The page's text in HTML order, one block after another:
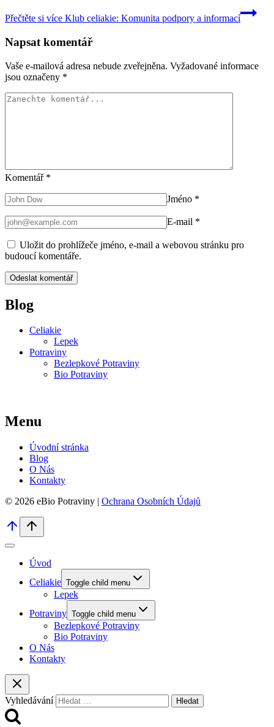
Přečtěte si více Klub celiakie: Komunita podpory a informací
Napsat komentář
Vaše e-mailová adresa nebude zveřejněna. Vyžadované informace
jsou označeny *
Komentář *
Jméno *
E-mail *
Uložit do prohlížeče jméno, e-mail a webovou stránku pro
budoucí komentáře.
Blog
Celiakie
Lepek
Potraviny
Bezlepkové Potraviny
Bio Potraviny
Menu
Úvodní stránka
Blog
O Nás
Kontakty
© 2026 eBio Potraviny | Ochrana Osobních Údajů
Úvod
Celiakie Toggle child menu
Lepek
Potraviny Toggle child menu
Bezlepkové Potraviny
Bio Potraviny
O Nás
Kontakty
Vyhledávání